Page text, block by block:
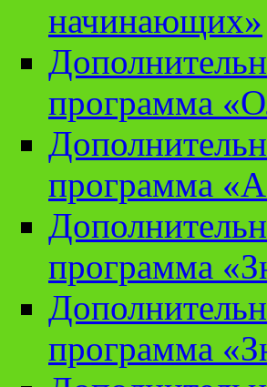
начинающих»
программа
программа
программа
программа